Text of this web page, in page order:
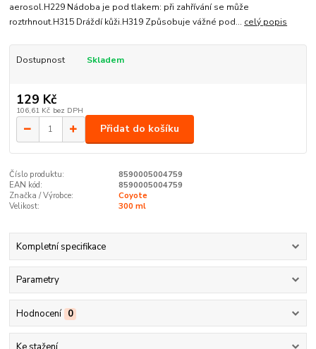
aerosol.H229 Nádoba je pod tlakem: při zahřívání se může
roztrhnout.H315 Dráždí kůži.H319 Způsobuje vážné pod... celý popis
Dostupnost Skladem
129 Kč
106,61 Kč bez DPH
Přidat do košíku
Číslo produktu:
8590005004759
EAN kód:
8590005004759
Značka / Výrobce:
Coyote
Velikost:
300 ml
Kompletní specifikace
Parametry
Hodnocení 0